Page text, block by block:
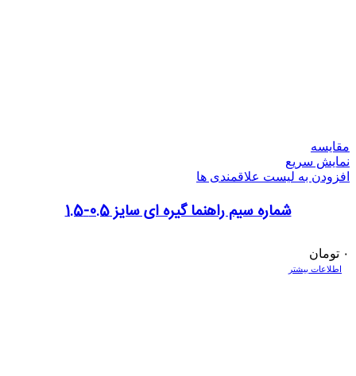
مقایسه
نمایش سریع
افزودن به لیست علاقمندی ها
شماره سیم راهنما گیره ای سایز 0.5-1.5
۰ تومان
اطلاعات بیشتر